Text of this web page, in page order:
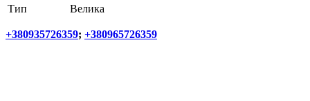
Тип
Велика
+380935726359; +380965726359